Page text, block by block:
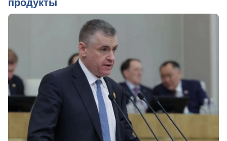
продукты